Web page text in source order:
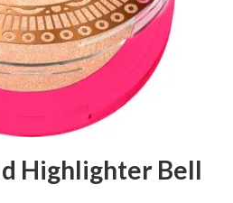
Highlighter Bell